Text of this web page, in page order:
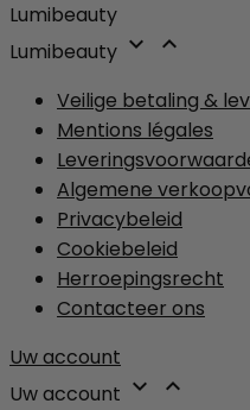
Lumibeauty
Lumibeauty  
Veilige betaling &
Mentions légales
Algemene
Privacybeleid
Cookiebeleid
Herroepingsrecht
Contacteer ons
Uw account
Uw account  